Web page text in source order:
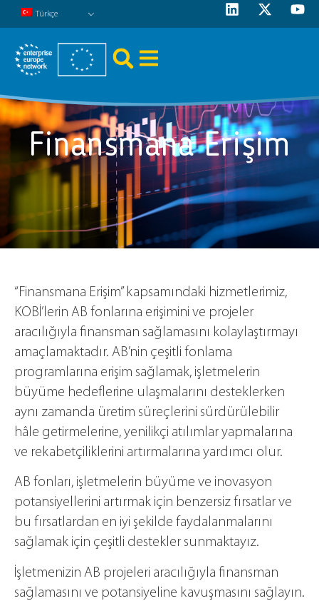
Türkçe
Finansmana Erişim
“Finansmana Erişim” kapsamındaki hizmetlerimiz,
KOBİ’lerin AB fonlarına erişimini ve projeler
aracılığıyla finansman sağlamasını kolaylaştırmayı
amaçlamaktadır. AB’nin çeşitli fonlama
programlarına erişim sağlamak, işletmelerin
büyüme hedeflerine ulaşmalarını desteklerken
aynı zamanda üretim süreçlerini sürdürülebilir
hâle getirmelerine, yenilikçi atılımlar yapmalarına
ve rekabetçiliklerini artırmalarına yardımcı olur.
AB fonları, işletmelerin büyüme ve inovasyon
potansiyellerini artırmak için benzersiz fırsatlar ve
bu fırsatlardan en iyi şekilde faydalanmalarını
sağlamak için çeşitli destekler sunmaktayız.
İşletmenizin AB projeleri aracılığıyla finansman
sağlamasını ve potansiyeline kavuşmasını sağlayın.